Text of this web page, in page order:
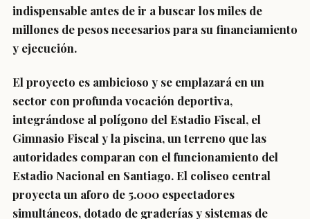
indispensable antes de ir a buscar los miles de
millones de pesos necesarios para su financiamiento
y ejecución.
El proyecto es ambicioso y se emplazará en un
sector con profunda vocación deportiva,
integrándose al polígono del Estadio Fiscal, el
Gimnasio Fiscal y la piscina, un terreno que las
autoridades comparan con el funcionamiento del
Estadio Nacional en Santiago. El coliseo central
proyecta un aforo de 5.000 espectadores
simultáneos, dotado de graderías y sistemas de